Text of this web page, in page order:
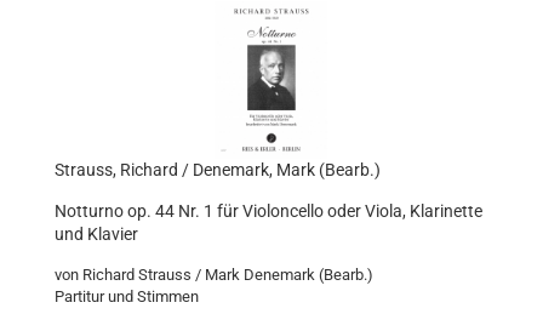
Strauss, Richard / Denemark, Mark (Bearb.)
Notturno op. 44 Nr. 1 für Violoncello oder Viola, Klarinette
und Klavier
von Richard Strauss / Mark Denemark (Bearb.)
Partitur und Stimmen